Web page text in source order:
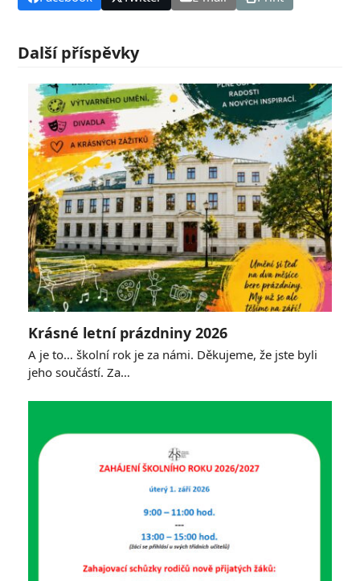
Další příspěvky
Krásné letní prázdniny 2026
A je to… školní rok je za námi. Děkujeme, že jste byli
jeho součástí. Za…